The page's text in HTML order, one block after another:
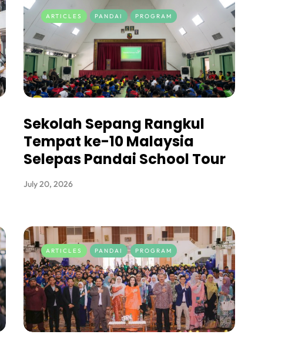
ARTICLES PANDAI PROGRAM
Sekolah Sepang Rangkul
Tempat ke-10 Malaysia
Selepas Pandai School Tour
July 20, 2026
ARTICLES PANDAI PROGRAM